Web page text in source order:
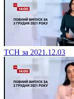
ТСН за 2021.12.03